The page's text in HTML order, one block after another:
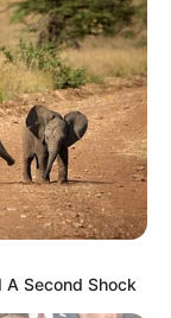
A Second Shock